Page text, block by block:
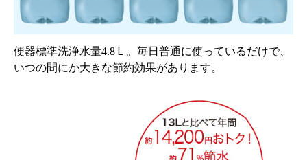
便器標準洗浄水量4.8Ｌ。毎日普通に使っているだけで、
いつの間にか大きな節約効果があります。